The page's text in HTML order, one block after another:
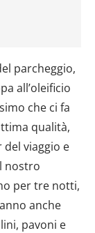
parcheggio,
all’oleificio
che ci fa
qualità,
viaggio e
nostro
per tre notti,
anche
pavoni e